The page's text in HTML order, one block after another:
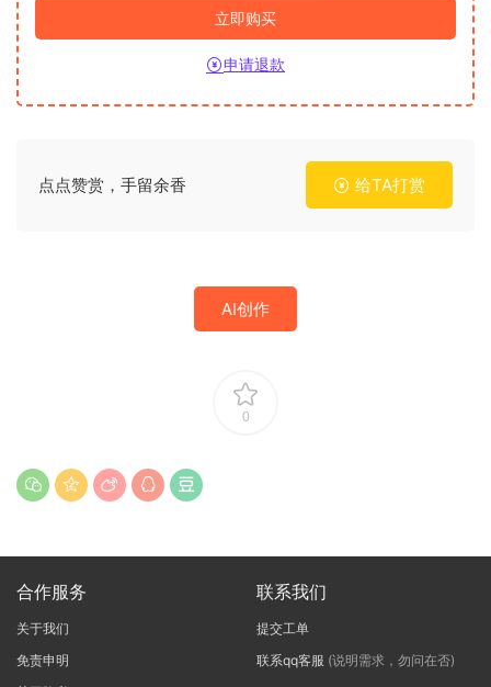
立即购买
申请退款
点点赞赏，手留余香 给TA打赏
AI创作
0
合作服务
关于我们
免责申明
联系我们
提交工单
联系qq客服 (说明需求，勿问在否)